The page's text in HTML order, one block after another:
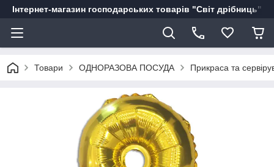
Інтернет-магазин господарських товарів "Світ дрібниць"
Товари ОДНОРАЗОВА ПОСУДА Прикраса та